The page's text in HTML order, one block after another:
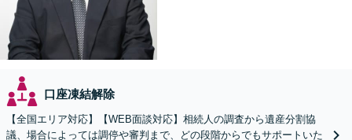
口座凍結解除
【全国エリア対応】【WEB面談対応】相続人の調査から遺産分割協
議、場合によっては調停や審判まで、どの段階からでもサポートいた